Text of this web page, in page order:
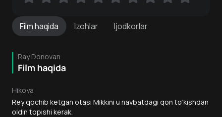
Filmhaqida Izohlar Ijodkorlar
Ray Donovan
Film haqida
Hikoya
Rey qochib ketgan otasi Mikkini u navbatdagi qon to‘kishdan
oldin topishi kerak.